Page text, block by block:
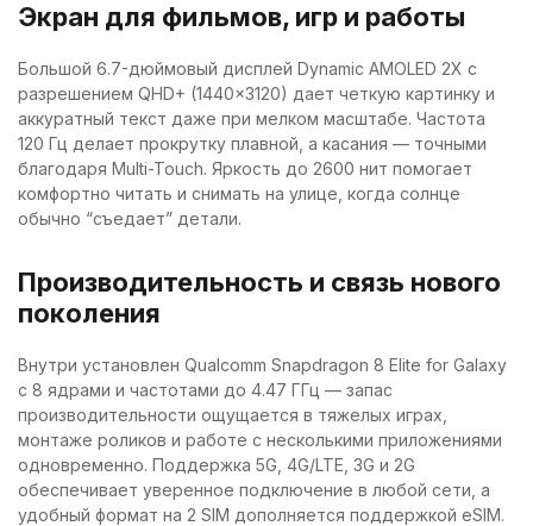
Экран для фильмов, игр и работы
Большой 6.7-дюймовый дисплей Dynamic AMOLED 2X с
разрешением QHD+ (1440×3120) дает четкую картинку и
аккуратный текст даже при мелком масштабе. Частота
120 Гц делает прокрутку плавной, а касания — точными
благодаря Multi-Touch. Яркость до 2600 нит помогает
комфортно читать и снимать на улице, когда солнце
обычно “съедает” детали.
Производительность и связь нового
поколения
Внутри установлен Qualcomm Snapdragon 8 Elite for Galaxy
с 8 ядрами и частотами до 4.47 ГГц — запас
производительности ощущается в тяжелых играх,
монтаже роликов и работе с несколькими приложениями
одновременно. Поддержка 5G, 4G/LTE, 3G и 2G
обеспечивает уверенное подключение в любой сети, а
удобный формат на 2 SIM дополняется поддержкой eSIM.